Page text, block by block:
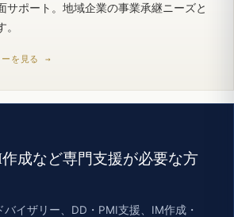
サポート。地域企業の事業承継ニーズと
ーを見る →
成など専門支援が必要な方
イザリー、DD・PMI支援、IM作成・